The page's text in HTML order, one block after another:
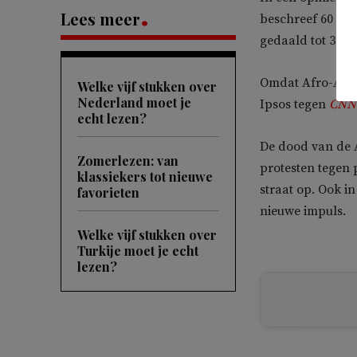
Lees meer
Welke vijf stukken over
Nederland moet je
echt lezen?
Zomerlezen: van
klassiekers tot nieuwe
favorieten
Welke vijf stukken over
Turkije moet je echt
lezen?
beschreef 60
gedaald tot 36
Omdat Afro-
Ipsos tegen
De dood van de
protesten tegen
straat op. Ook
nieuwe impuls.